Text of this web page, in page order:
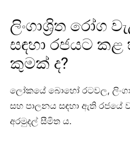
ලිංගාශ්‍රිත රෝග
සඳහා රජයට
කුමක් ද?
ලෝකයේ බොහෝ රටවල,
සහ පාලනය සඳහා ඇති රජයේ
අරමුදල් සීමිත ය.